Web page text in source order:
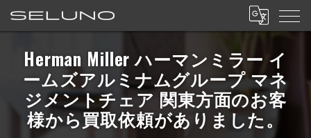
Herman Miller ハーマンミラー イ
ームズアルミナムグループ マネ
ジメントチェア 関東方面のお客
様から買取依頼がありました。